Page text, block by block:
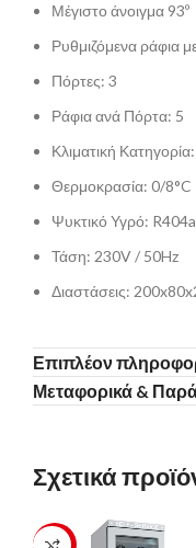
Μέγιστο άνοιγμα 93º
Ρυθμιζόμενα ράφια
Πόρτες: 3
Ράφια ανά Πόρτα: 5
Κλιματική
Θερμοκρασία: 0/8°C
Ψυκτικό Υγρό: R404a
Τάση: 230V / 50Hz
Διαστάσεις:
Επιπλέον
Μεταφορικά &
Σχετικά
-23%